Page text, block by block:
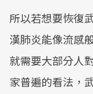
所以若想要恢復
漢肺炎能像流感
就需要大部分人
家普遍的看法，